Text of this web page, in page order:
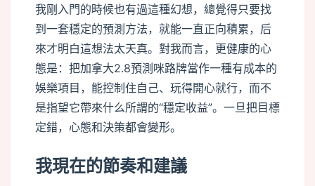
我剛入門的時候也有過這種幻想，總覺得只要找
到一套穩定的預測方法，就能一直正向積累，后
來才明白這想法太天真。對我而言，更健康的心
態是：把加拿大2.8預測咪路牌當作一種有成本的
娛樂項目，能控制住自己、玩得開心就行，而不
是指望它帶來什么所謂的“穩定收益”。一旦把目標
定錯，心態和決策都會變形。
我現在的節奏和建議